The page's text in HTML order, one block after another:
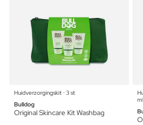
Huidverzorgingskit ⋅ 3 st
Bulldog
Original Skincare Kit Washbag
ml